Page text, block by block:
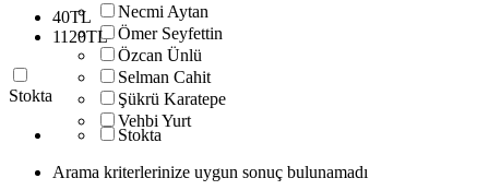
Necmi Aytan
Ömer Seyfettin
Özcan Ünlü
Selman Cahit
Şükrü Karatepe
Vehbi Yurt
40TL
1120TL
Stokta
Stokta
Arama kriterlerinize uygun sonuç bulunamadı